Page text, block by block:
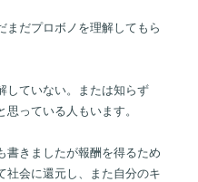
まだプロボノを理解してもら
していない。または知らず
っている人もいます。
書きましたが報酬を得るため
社会に還元し、また自分のキ